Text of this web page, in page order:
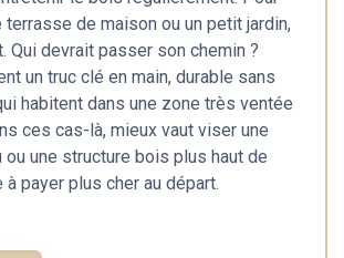
terrasse de maison ou un petit jardin,
Qui devrait passer son chemin ?
un truc clé en main, durable sans
habitent dans une zone très ventée
ces cas-là, mieux vaut viser une
ou une structure bois plus haut de
à payer plus cher au départ.